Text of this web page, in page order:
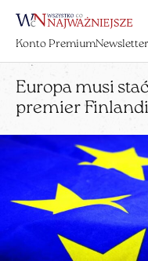
Konto PremiumNewsletter
Europa musi
premier